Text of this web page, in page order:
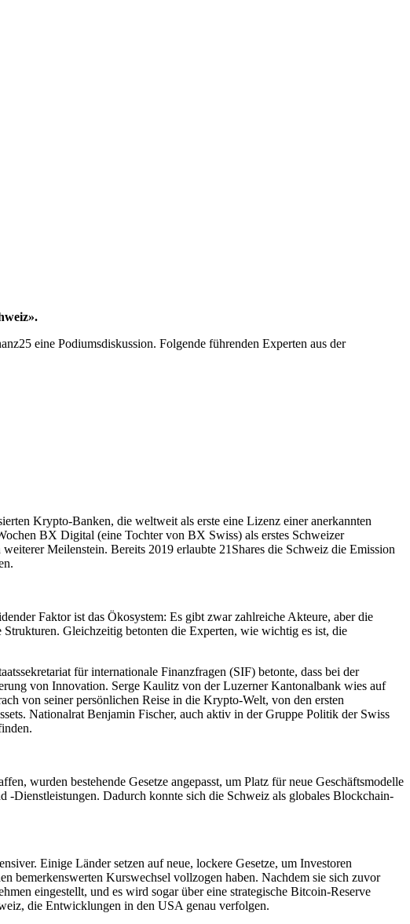
eine Podiumsdiskussion. Folgende führenden Experten aus der
Krypto-Banken, die weltweit als erste eine Lizenz einer anerkannten
BX Digital (eine Tochter von BX Swiss) als erstes Schweizer
Meilenstein. Bereits 2019 erlaubte 21Shares die Schweiz die Emission
Faktor ist das Ökosystem: Es gibt zwar zahlreiche Akteure, aber die
Gleichzeitig betonten die Experten, wie wichtig es ist, die
für internationale Finanzfragen (SIF) betonte, dass bei der
von Innovation. Serge Kaulitz von der Luzerner Kantonalbank wies auf
von seiner persönlichen Reise in die Krypto-Welt, von den ersten
Nationalrat Benjamin Fischer, auch aktiv in der Gruppe Politik der Swiss
wurden bestehende Gesetze angepasst, um Platz für neue Geschäftsmodelle
-Dienstleistungen. Dadurch konnte sich die Schweiz als globales Blockchain-
Einige Länder setzen auf neue, lockere Gesetze, um Investoren
bemerkenswerten Kurswechsel vollzogen haben. Nachdem sie sich zuvor
eingestellt, und es wird sogar über eine strategische Bitcoin-Reserve
die Entwicklungen in den USA genau verfolgen.